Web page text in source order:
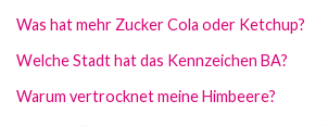
Was hat mehr Zucker Cola oder Ketchup?
Welche Stadt hat das Kennzeichen BA?
Warum vertrocknet meine Himbeere?